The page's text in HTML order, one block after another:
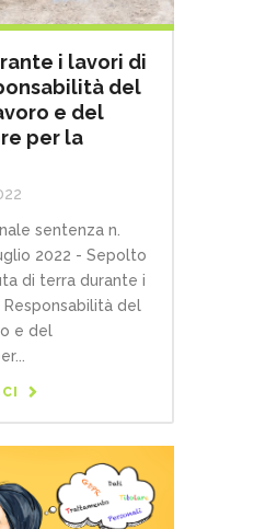
i lavori di
del
e del
per la
sentenza n.
2022 - Sepolto
di terra durante i
Responsabilità del
e del